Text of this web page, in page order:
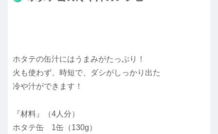
ホタテの缶汁にはうまみがたっぷり！
火も使わず、時短で、ダシがしっかり出た
冷や汁ができます！
『材料』（4人分）
ホタテ缶 1缶（130g）